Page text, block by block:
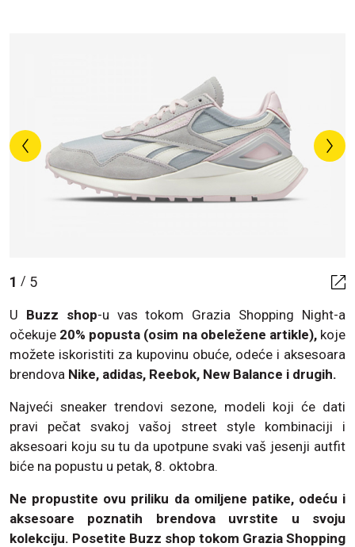
1 / 5
U Buzz shop-u vas tokom Grazia Shopping Night-a
očekuje 20% popusta (osim na obeležene artikle), koje
možete iskoristiti za kupovinu obuće, odeće i aksesoara
brendova Nike, adidas, Reebok, New Balance i drugih.
Najveći sneaker trendovi sezone, modeli koji će dati
pravi pečat svakoj vašoj street style kombinaciji i
aksesoari koju su tu da upotpune svaki vaš jesenji autfit
biće na popustu u petak, 8. oktobra.
Ne propustite ovu priliku da omiljene patike, odeću i
aksesoare poznatih brendova uvrstite u svoju
kolekciju. Posetite Buzz shop tokom Grazia Shopping